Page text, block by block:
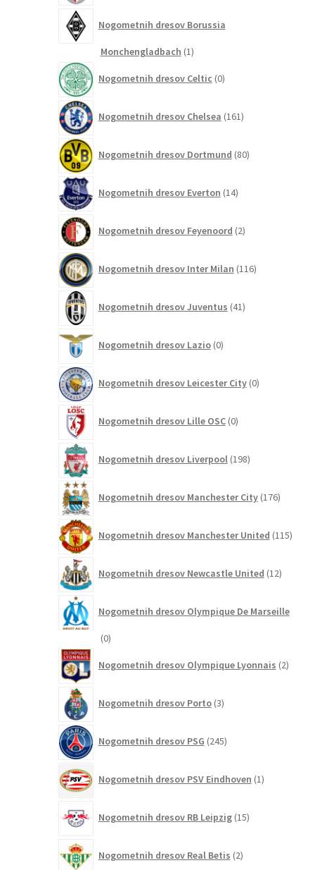
Nogometnih dresov Borussia
Monchengladbach 11
Nogometnih dresov Celtic 0izdelkov
Nogometnih dresov Chelsea 161izdelkov
Nogometnih dresov Dortmund 80izdelkov
Nogometnih dresov Everton 14izdelkov
Nogometnih dresov Feyenoord 2izdelka
Nogometnih dresov Inter Milan 116izdelkov
Nogometnih dresov Juventus 41izdelkov
Nogometnih dresov Lazio 0izdelkov
Nogometnih dresov Leicester City 0izdelkov
Nogometnih dresov Lille OSC 0izdelkov
Nogometnih dresov Liverpool 198izdelkov
Nogometnih dresov Manchester City 176izdelkov
Nogometnih dresov Manchester United 115
Nogometnih dresov Newcastle United 12izdelkov
Nogometnih dresov Olympique De Marseille
00
Nogometnih dresov Olympique Lyonnais 2izdelka
Nogometnih dresov Porto 3izdelki
Nogometnih dresov PSG 245izdelkov
Nogometnih dresov PSV Eindhoven 1izdelek
Nogometnih dresov RB Leipzig 15izdelkov
Nogometnih dresov Real Betis 2izdelka